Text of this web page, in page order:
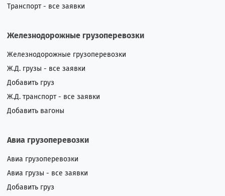
Транспорт - все заявки
Железнодорожные грузоперевозки
Железнодорожные грузоперевозки
Ж.Д. грузы - все заявки
Добавить груз
Ж.Д. транспорт - все заявки
Добавить вагоны
Авиа грузоперевозки
Авиа грузоперевозки
Авиа грузы - все заявки
Добавить груз